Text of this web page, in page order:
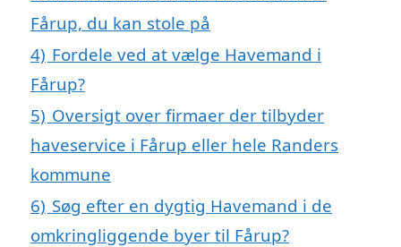
Fårup, du kan stole på
4) Fordele ved at vælge Havemand i
Fårup?
5) Oversigt over firmaer der tilbyder
haveservice i Fårup eller hele Randers
kommune
6) Søg efter en dygtig Havemand i de
omkringliggende byer til Fårup?